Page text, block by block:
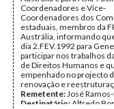
Coordenadores e Vice-
Coordenadores dos
estaduais, membros da
Austrália, informando
dia 2.FEV.1992 para
participar nos trabalhos
de Direitos Humanos e
empenhado no projecto
renovação e
Remetente:José
Destinatário: Alfredo